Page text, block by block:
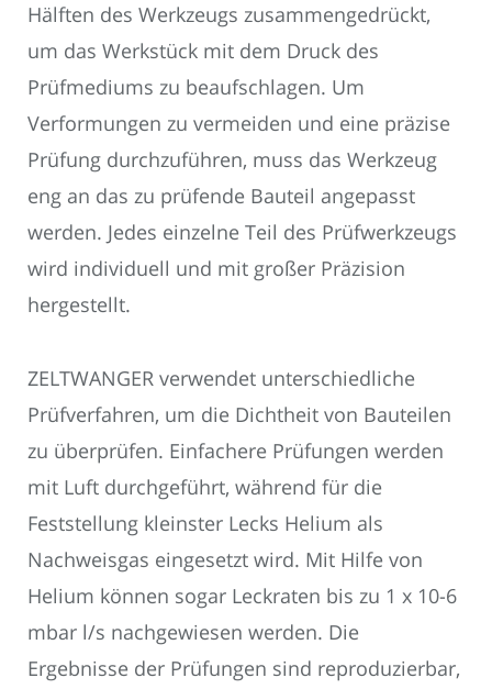
Hälften des Werkzeugs zusammengedrückt,
um das Werkstück mit dem Druck des
Prüfmediums zu beaufschlagen. Um
Verformungen zu vermeiden und eine präzise
Prüfung durchzuführen, muss das Werkzeug
eng an das zu prüfende Bauteil angepasst
werden. Jedes einzelne Teil des Prüfwerkzeugs
wird individuell und mit großer Präzision
hergestellt.
ZELTWANGER verwendet unterschiedliche
Prüfverfahren, um die Dichtheit von Bauteilen
zu überprüfen. Einfachere Prüfungen werden
mit Luft durchgeführt, während für die
Feststellung kleinster Lecks Helium als
Nachweisgas eingesetzt wird. Mit Hilfe von
Helium können sogar Leckraten bis zu 1 x 10-6
mbar l/s nachgewiesen werden. Die
Ergebnisse der Prüfungen sind reproduzierbar,